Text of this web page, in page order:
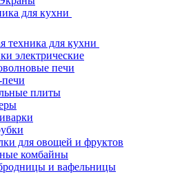
для кухни
техника для кухни
электрические
печи
плиты
для овощей и фруктов
комбайны
и вафельницы